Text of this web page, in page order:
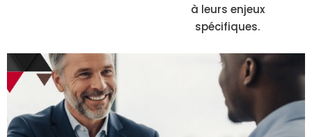
à leurs enjeux
spécifiques.